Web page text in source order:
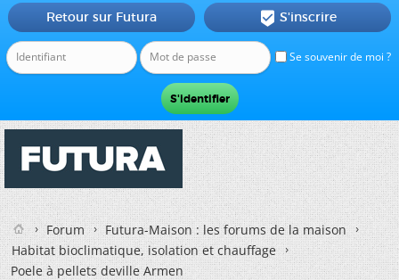
Se souvenir de moi ?
Retour sur Futura  S'inscrire
Forum
Futura-Maison : les forums de la maison
Habitat bioclimatique, isolation et chauffage
Poele à pellets deville Armen